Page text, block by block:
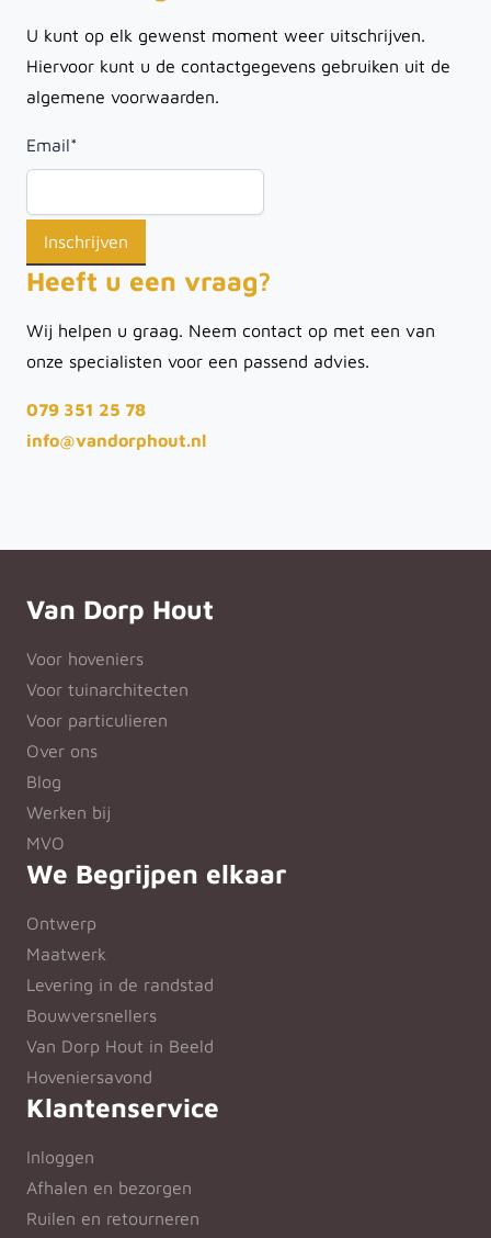
U kunt op elk gewenst moment weer uitschrijven.
Hiervoor kunt u de contactgegevens gebruiken uit de
algemene voorwaarden.
Email*
Heeft u een vraag?
Wij helpen u graag. Neem contact op met een van
onze specialisten voor een passend advies.
079 351 25 78
info@vandorphout.nl
Van Dorp Hout
Voor hoveniers
Voor tuinarchitecten
Voor particulieren
Over ons
Blog
Werken bij
MVO
We Begrijpen elkaar
Ontwerp
Maatwerk
Levering in de randstad
Bouwversnellers
Van Dorp Hout in Beeld
Hoveniersavond
Klantenservice
Inloggen
Afhalen en bezorgen
Ruilen en retourneren